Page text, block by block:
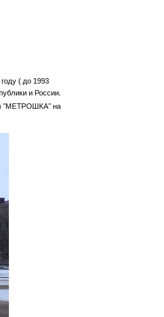
( до 1993
и России.
"МЕТРОШКА" на